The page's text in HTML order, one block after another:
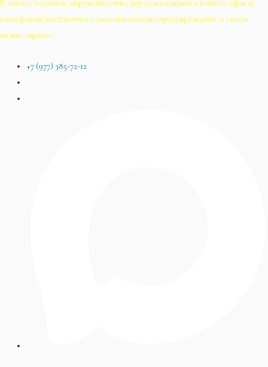
В связи с большой загруженностью, перед посещением нашего офиса/
мастерской/выставочного зала обязательно предупреждайте о своём
визите заранее.
+7 (977) 385-72-12